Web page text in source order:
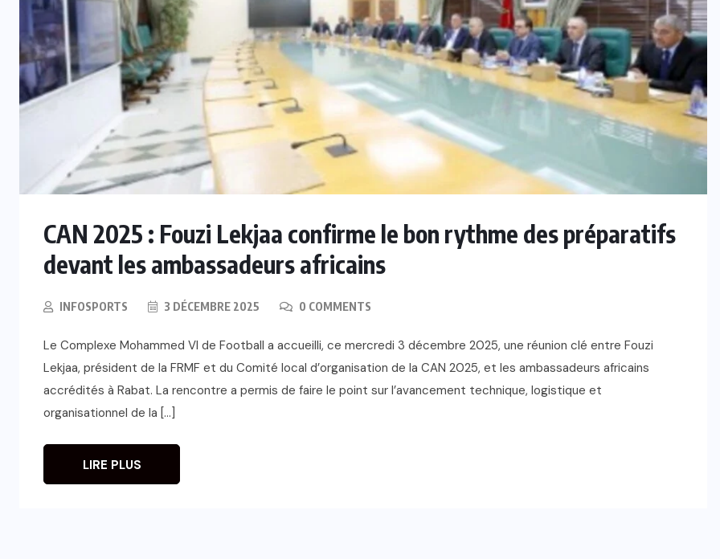
CAN 2025 : Fouzi Lekjaa confirme le bon rythme des préparatifs
devant les ambassadeurs africains
INFOSPORTS 3 DÉCEMBRE 2025 0 COMMENTS
Le Complexe Mohammed VI de Football a accueilli, ce mercredi 3 décembre 2025, une réunion clé entre Fouzi
Lekjaa, président de la FRMF et du Comité local d’organisation de la CAN 2025, et les ambassadeurs africains
accrédités à Rabat. La rencontre a permis de faire le point sur l’avancement technique, logistique et
organisationnel de la […]
LIRE PLUS
CAN féminine 2026 : La Côte
d’Ivoire défiera l’Algérie, le Maroc
retrouve l’Afrique du Sud en
quarts